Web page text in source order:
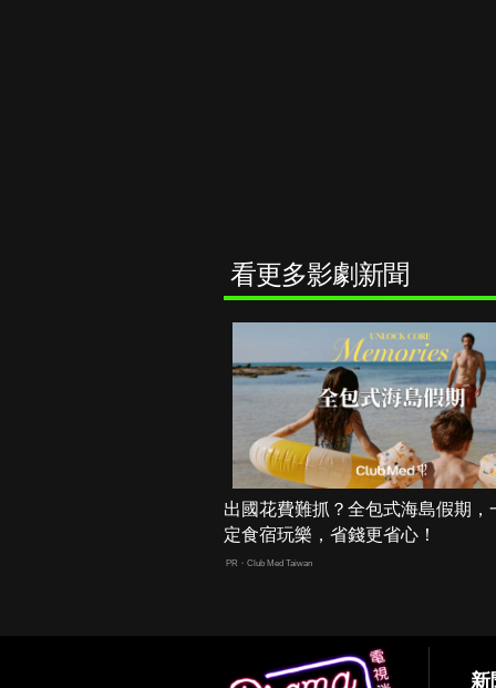
看更多影劇新聞
出國花費難抓？全包式海島假期，
定食宿玩樂，省錢更省心！
PR・Club Med Taiwan
新